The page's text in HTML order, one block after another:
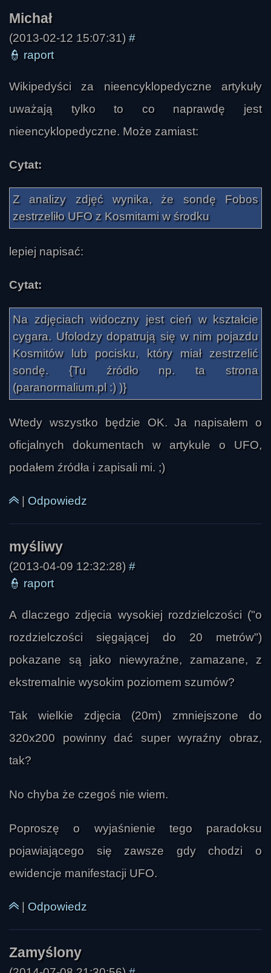
(2013-02-12 15:07:31) #
👮 raport
Wikipedyści za nieencyklopedyczne artykuły
uważają tylko to co naprawdę jest
nieencyklopedyczne. Może zamiast:
Cytat:
Z analizy zdjęć wynika, że sondę Fobos
zestrzeliło UFO z Kosmitami w środku
lepiej napisać:
Cytat:
Na zdjęciach widoczny jest cień w kształcie
cygara. Ufolodzy dopatrują się w nim pojazdu
Kosmitów lub pocisku, który miał zestrzelić
sondę. {Tu źródło np. ta strona
(paranormalium.pl :) )}
Wtedy wszystko będzie OK. Ja napisałem o
oficjalnych dokumentach w artykule o UFO,
podałem źródła i zapisali mi. ;)
Odpowiedz
(2013-04-09 12:32:28) #
👮 raport
A dlaczego zdjęcia wysokiej rozdzielczości ("o
rozdzielczości sięgającej do 20 metrów")
pokazane są jako niewyraźne, zamazane, z
ekstremalnie wysokim poziomem szumów?
Tak wielkie zdjęcia (20m) zmniejszone do
320x200 powinny dać super wyraźny obraz,
tak?
No chyba że czegoś nie wiem.
Poproszę o wyjaśnienie tego paradoksu
pojawiającego się zawsze gdy chodzi o
ewidencje manifestacji UFO.
Odpowiedz